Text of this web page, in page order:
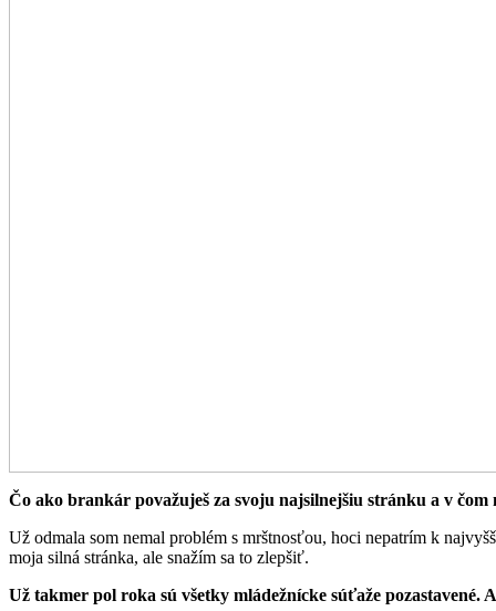
Čo ako brankár považuješ za svoju najsilnejšiu stránku a v čom
Už odmala som nemal problém s mrštnosťou, hoci nepatrím k
moja silná stránka, ale snažím sa to zlepšiť.
Už takmer pol roka sú všetky mládežnícke súťaže